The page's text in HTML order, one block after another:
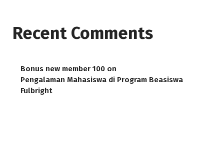
Recent Comments
Bonus new member 100 on
Pengalaman Mahasiswa di Program Beasiswa
Fulbright